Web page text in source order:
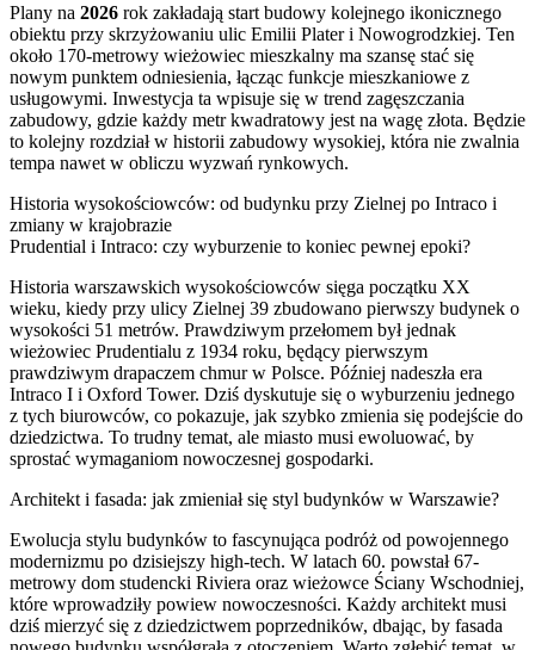
Plany na 2026 rok zakładają start budowy kolejnego ikonicznego
obiektu przy skrzyżowaniu ulic Emilii Plater i Nowogrodzkiej. Ten
około 170-metrowy wieżowiec mieszkalny ma szansę stać się
nowym punktem odniesienia, łącząc funkcje mieszkaniowe z
usługowymi. Inwestycja ta wpisuje się w trend zagęszczania
zabudowy, gdzie każdy metr kwadratowy jest na wagę złota. Będzie
to kolejny rozdział w historii zabudowy wysokiej, która nie zwalnia
tempa nawet w obliczu wyzwań rynkowych.
Historia wysokościowców: od budynku przy Zielnej po Intraco i
zmiany w krajobrazie
Prudential i Intraco: czy wyburzenie to koniec pewnej epoki?
Historia warszawskich wysokościowców sięga początku XX
wieku, kiedy przy ulicy Zielnej 39 zbudowano pierwszy budynek o
wysokości 51 metrów. Prawdziwym przełomem był jednak
wieżowiec Prudentialu z 1934 roku, będący pierwszym
prawdziwym drapaczem chmur w Polsce. Później nadeszła era
Intraco I i Oxford Tower. Dziś dyskutuje się o wyburzeniu jednego
z tych biurowców, co pokazuje, jak szybko zmienia się podejście do
dziedzictwa. To trudny temat, ale miasto musi ewoluować, by
sprostać wymaganiom nowoczesnej gospodarki.
Architekt i fasada: jak zmieniał się styl budynków w Warszawie?
Ewolucja stylu budynków to fascynująca podróż od powojennego
modernizmu po dzisiejszy high-tech. W latach 60. powstał 67-
metrowy dom studencki Riviera oraz wieżowce Ściany Wschodniej,
które wprowadziły powiew nowoczesności. Każdy architekt musi
dziś mierzyć się z dziedzictwem poprzedników, dbając, by fasada